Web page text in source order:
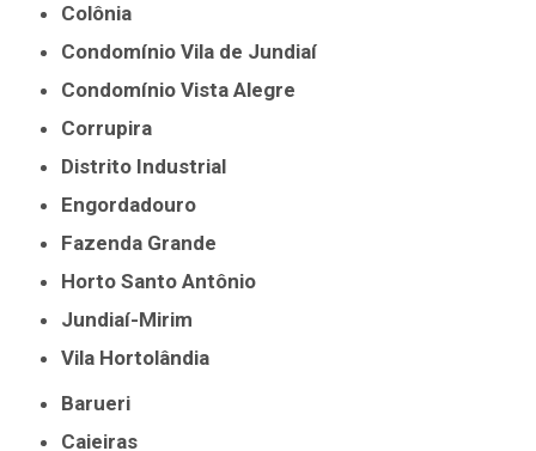
Colônia
Condomínio Vila de Jundiaí
Condomínio Vista Alegre
Corrupira
Distrito Industrial
Engordadouro
Fazenda Grande
Horto Santo Antônio
Jundiaí-Mirim
Vila Hortolândia
Barueri
Caieiras